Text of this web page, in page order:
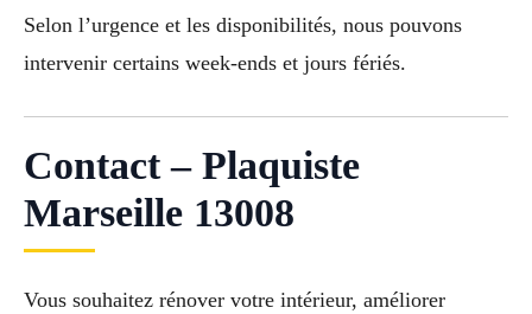
Selon l’urgence et les disponibilités, nous pouvons
intervenir certains week-ends et jours fériés.
Contact – Plaquiste
Marseille 13008
Vous souhaitez rénover votre intérieur, améliorer